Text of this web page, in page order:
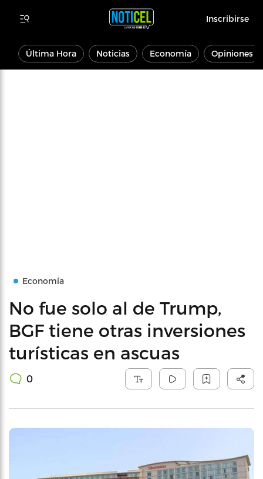
Inscribirse
Última Hora Noticias Economía Opiniones
Economía
No fue solo al de Trump,
BGF tiene otras inversiones
turísticas en ascuas
0